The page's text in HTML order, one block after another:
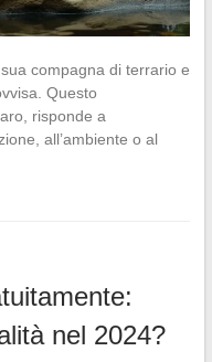
compagna di terrario e
Questo
risponde a
all’ambiente o al
nel 2024?